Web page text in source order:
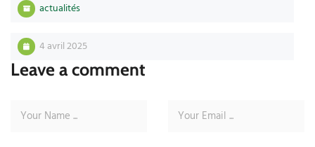
actualités
4 avril 2025
Leave a comment